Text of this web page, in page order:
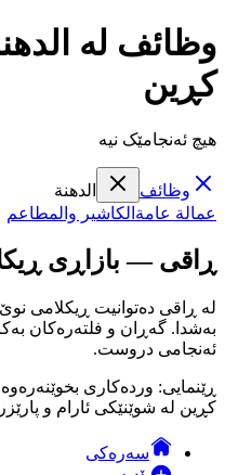
وظائف لە
کڕین
هیچ ئەنجامێک نیە
وظائف
الدهنة
عمالة عامة الكاشير والمطاعم
ڕاقی — بازاڕی
لە ڕاقی دەتوانیت ڕیکلامی نوێ
بەشدا. گەڕان و فلتەرەکان
ئەنجامی دروست.
ڕێنمایی: وردەکاری
کڕین لە شوێنێکی ئارام و
سەرەکی